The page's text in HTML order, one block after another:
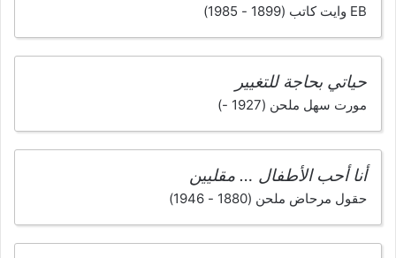
EB وايت كاتب (1899 - 1985)
حياتي بحاجة للتغيير
مورت سهل ملحن (1927 -)
أنا أحب الأطفال … مقليين
حقول مرحاض ملحن (1880 - 1946)